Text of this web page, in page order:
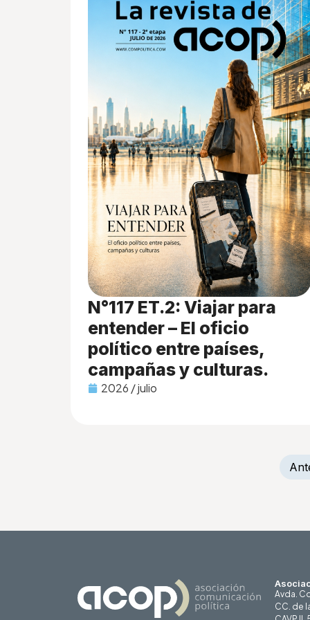
N°117 ET.2: Viajar para
entender – El oficio
político entre países,
campañas y culturas.
2026 / julio
Avda.
CC. de